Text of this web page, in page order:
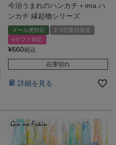
今治うまれのハンカチ＋ima ハ
ンカチ 縁起物シリーズ
メール便対応
1~3営業日発送
eギフト対応
¥660税込
在庫切れ
詳細を見る